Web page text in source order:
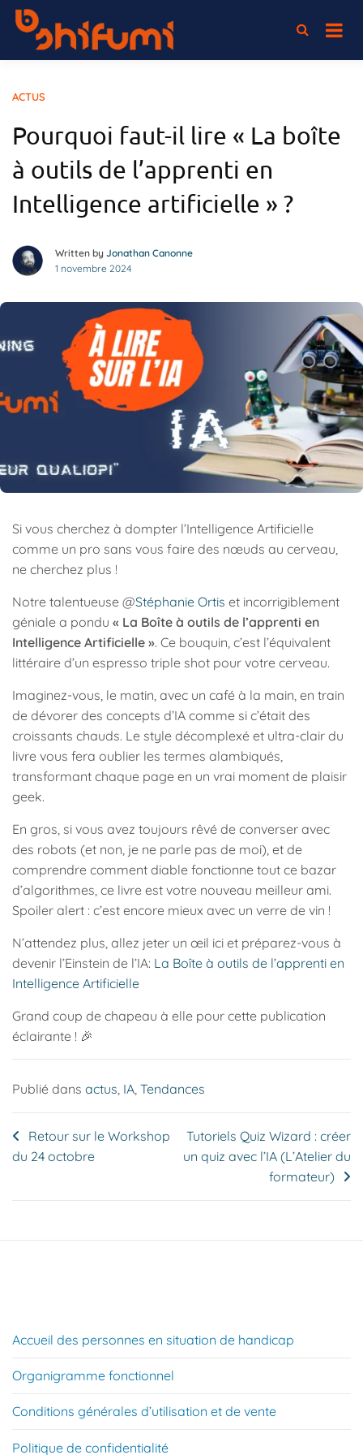
Passer
contenu
L'association 100% elearning
ACTUS
Pourquoi faut-il lire « La boîte
à outils de l’apprenti en
Intelligence artificielle » ?
Written by Jonathan Canonne
1 novembre 2024
Si vous cherchez à dompter l’Intelligence Artificielle
comme un pro sans vous faire des nœuds au cerveau,
ne cherchez plus !
Notre talentueuse @Stéphanie Ortis et incorrigiblement
géniale a pondu « La Boîte à outils de l’apprenti en
Intelligence Artificielle ». Ce bouquin, c’est l’équivalent
littéraire d’un espresso triple shot pour votre cerveau.
Imaginez-vous, le matin, avec un café à la main, en train
de dévorer des concepts d’IA comme si c’était des
croissants chauds. Le style décomplexé et ultra-clair du
livre vous fera oublier les termes alambiqués,
transformant chaque page en un vrai moment de plaisir
geek.
En gros, si vous avez toujours rêvé de converser avec
des robots (et non, je ne parle pas de moi), et de
comprendre comment diable fonctionne tout ce bazar
d’algorithmes, ce livre est votre nouveau meilleur ami.
Spoiler alert : c’est encore mieux avec un verre de vin !
N’attendez plus, allez jeter un œil ici et préparez-vous à
devenir l’Einstein de l’IA: La Boîte à outils de l’apprenti en
Intelligence Artificielle
Grand coup de chapeau à elle pour cette publication
éclairante ! 🎉
Publié dans actus, IA, Tendances
Navigation
de
Retour sur le Workshop
du 24 octobre
Tutoriels Quiz Wizard : créer
un quiz avec l’IA (L’Atelier du
formateur)
Accueil des personnes en situation de handicap
Organigramme fonctionnel
Conditions générales d’utilisation et de vente
Politique de confidentialité